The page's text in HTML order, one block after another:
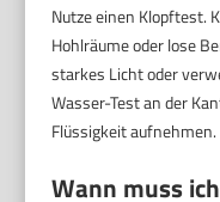
Nutze einen Klopftest.
Hohlräume oder lose
starkes Licht oder
Wasser-Test an der
Flüssigkeit aufnehmen.
Wann muss